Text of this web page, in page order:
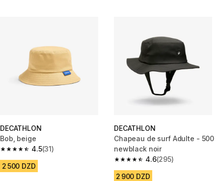
DECATHLON
Bob, beige
4.5
4.5 out of 5 stars from 31 reviews
(31)
2 500 DZD
DECATHLON
Chapeau de surf Adulte - 500
newblack noir
4.6
4.6 out of 5 stars from 295
(295)
2 900 DZD